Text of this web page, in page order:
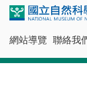
網站導覽 聯絡我